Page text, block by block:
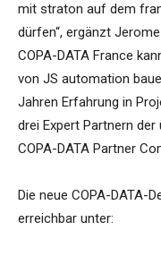
mit straton auf dem
dürfen“, ergänzt
COPA-DATA France
von JS automation
Jahren Erfahrung in
drei Expert Partnern
COPA-DATA Partner
Die neue COPA-DATA-
erreichbar unter: